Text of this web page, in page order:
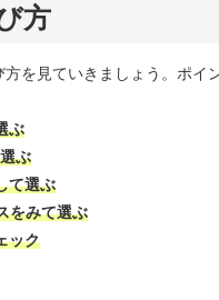
方
を見ていきましょう。ポイ
ぶ
ぶ
て選ぶ
をみて選ぶ
ック